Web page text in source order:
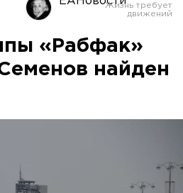
Оренбург
«Рабфак»
найден